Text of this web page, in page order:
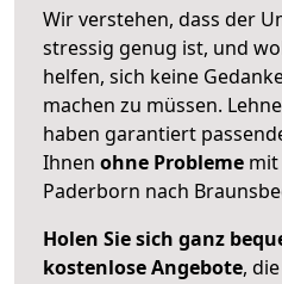
Wir verstehen, dass der
stressig genug ist, und
helfen, sich keine
machen zu müssen.
haben garantiert
Ihnen ohne Probleme mit
Paderborn nach
Holen Sie sich ganz
kostenlose Angebote,